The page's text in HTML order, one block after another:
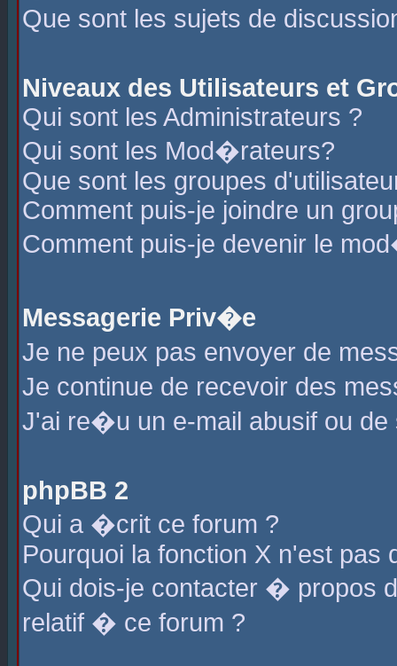
Que sont les sujets de
Niveaux des Utilisateurs et
Qui sont les Administrateurs ?
Qui sont les Mod�rateurs?
Que sont les groupes
Comment puis-je joindre un
Comment puis-je devenir le
Messagerie Priv�e
Je ne peux pas envoyer de
Je continue de recevoir des
J'ai re�u un e-mail abusif ou de
phpBB 2
Qui a �crit ce forum ?
Pourquoi la fonction X n'est pas
Qui dois-je contacter � propos
relatif � ce forum ?